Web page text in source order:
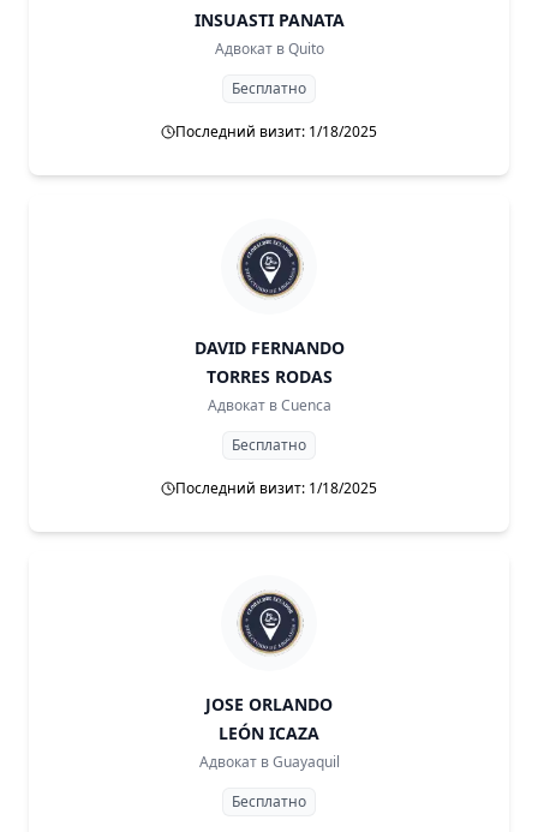
INSUASTI PANATA
Адвокат в Quito
Бесплатно
Последний визит: 1/18/2025
DAVID FERNANDO
TORRES RODAS
Адвокат в Cuenca
Бесплатно
Последний визит: 1/18/2025
JOSE ORLANDO
LEÓN ICAZA
Адвокат в Guayaquil
Бесплатно